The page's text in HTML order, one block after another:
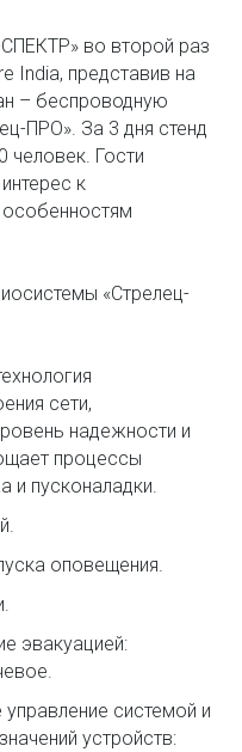
во второй раз
India, представив на
– беспроводную
ПРО». За 3 дня стенд
человек. Гости
к
«Стрелец-
сети,
надежности и
процессы
и пусконаладки.
оповещения.
эвакуацией:
системой и
устройств: